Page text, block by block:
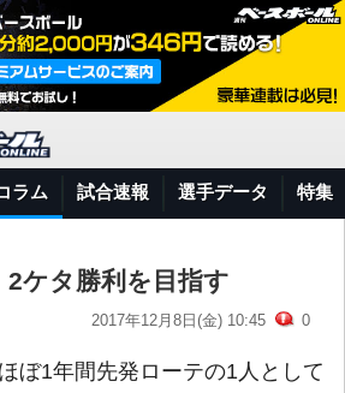
ラム 試合速報 選手データ 特集
2ケタ勝利を目指す
2017年12月8日(金) 10:45 0
ぼ1年間先発ローテの1人として